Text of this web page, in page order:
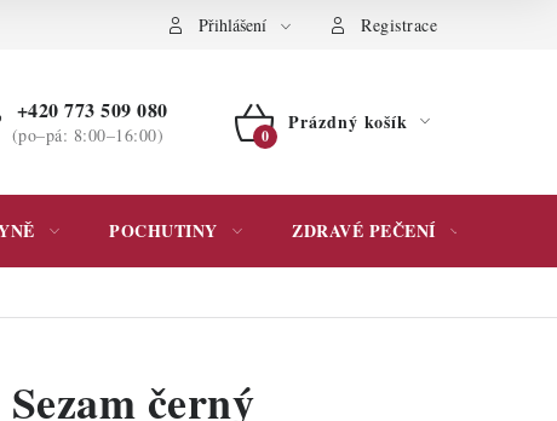
ochrany osobních údajů Přihlášení Registrace
+420 773 509 080
(po–pá: 8:00–16:00)
NÁKUPNÍ
Prázdný košík
POCHUTINY ZDRAVÉ PEČENÍ
černý